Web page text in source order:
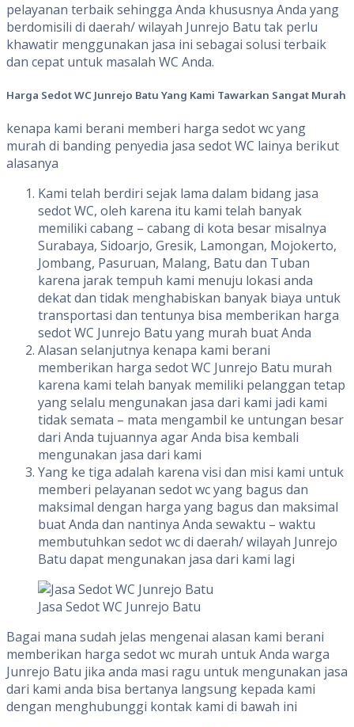
pelayanan terbaik sehingga Anda khususnya Anda yang
berdomisili di daerah/ wilayah Junrejo Batu tak perlu
khawatir menggunakan jasa ini sebagai solusi terbaik
dan cepat untuk masalah WC Anda.
Harga SedotWC Junrejo Batu Yang Kami Tawarkan Sangat Murah
kenapa kami berani memberi harga sedot wc yang
murah di banding penyedia jasa sedot WC lainya berikut
alasanya
Kami telah berdiri sejak lama dalam bidang jasa
sedot WC, oleh karena itu kami telah banyak
memiliki cabang – cabang di kota besar misalnya
Surabaya, Sidoarjo, Gresik, Lamongan, Mojokerto,
Jombang, Pasuruan, Malang, Batu dan Tuban
karena jarak tempuh kami menuju lokasi anda
dekat dan tidak menghabiskan banyak biaya untuk
transportasi dan tentunya bisa memberikan harga
sedot WC Junrejo Batu yang murah buat Anda
Alasan selanjutnya kenapa kami berani
memberikan harga sedot WC Junrejo Batu murah
karena kami telah banyak memiliki pelanggan tetap
yang selalu mengunakan jasa dari kami jadi kami
tidak semata – mata mengambil ke untungan besar
dari Anda tujuannya agar Anda bisa kembali
mengunakan jasa dari kami
Yang ke tiga adalah karena visi dan misi kami untuk
memberi pelayanan sedot wc yang bagus dan
maksimal dengan harga yang bagus dan maksimal
buat Anda dan nantinya Anda sewaktu – waktu
membutuhkan sedot wc di daerah/ wilayah Junrejo
Batu dapat mengunakan jasa dari kami lagi
Jasa Sedot WC Junrejo Batu
Bagai mana sudah jelas mengenai alasan kami berani
memberikan harga sedot wc murah untuk Anda warga
Junrejo Batu jika anda masi ragu untuk mengunakan jasa
dari kami anda bisa bertanya langsung kepada kami
dengan menghubunggi kontak kami di bawah ini